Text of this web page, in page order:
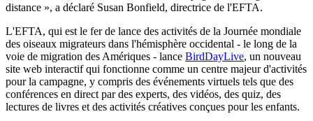
distance », a déclaré Susan Bonfield, directrice de l'EFTA.
L'EFTA, qui est le fer de lance des activités de la Journée mondiale
des oiseaux migrateurs dans l'hémisphère occidental - le long de la
voie de migration des Amériques - lance BirdDayLive, un nouveau
site web interactif qui fonctionne comme un centre majeur d'activités
pour la campagne, y compris des événements virtuels tels que des
conférences en direct par des experts, des vidéos, des quiz, des
lectures de livres et des activités créatives conçues pour les enfants.